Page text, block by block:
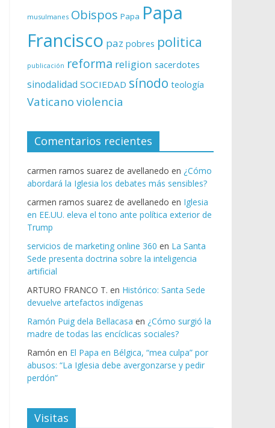
musulmanes Obispos Papa Papa
Francisco paz pobres politica
publicación reforma religion sacerdotes
sinodalidad SOCIEDAD sínodo teología
Vaticano violencia
Comentarios recientes
carmen ramos suarez de avellanedo en ¿Cómo
abordará la Iglesia los debates más sensibles?
carmen ramos suarez de avellanedo en Iglesia
en EE.UU. eleva el tono ante política exterior de
Trump
servicios de marketing online 360 en La Santa
Sede presenta doctrina sobre la inteligencia
artificial
ARTURO FRANCO T. en Histórico: Santa Sede
devuelve artefactos indígenas
Ramón Puig dela Bellacasa en ¿Cómo surgió la
madre de todas las encíclicas sociales?
Ramón en El Papa en Bélgica, “mea culpa” por
abusos: “La Iglesia debe avergonzarse y pedir
perdón”
Visitas